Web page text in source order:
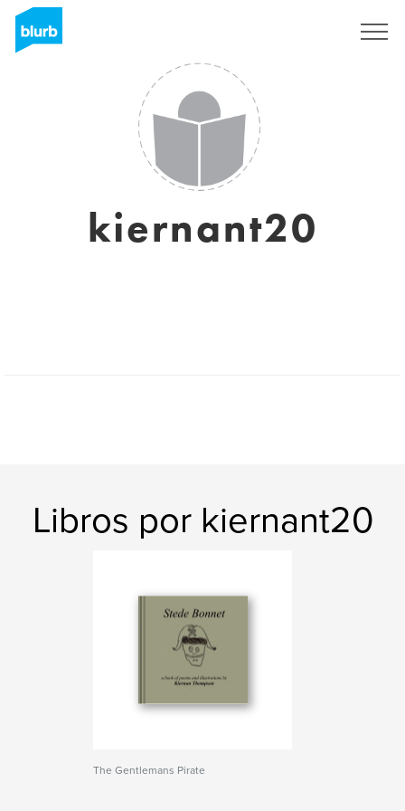
kiernant20
Libros por kiernant20
The Gentlemans Pirate